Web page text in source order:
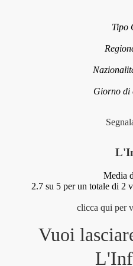
Tipo
Giorno
Media
2.7su 5 per un totale di 2
clicca qui per
Vuoi